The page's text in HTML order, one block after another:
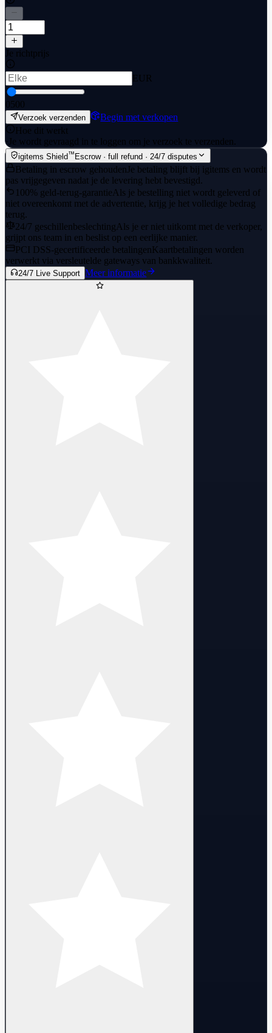
Je richtprijs
EUR
0500
Verzoek verzenden
Begin met verkopen
Hoe dit werkt
· Je wordt gevraagd in te loggen om je verzoek te verzenden.
igitems Shield™ Escrow · full refund · 24/7 disputes
Betaling in escrow gehouden Je betaling blijft bij igitems en wordt
pas vrijgegeven nadat je de levering hebt bevestigd.
100% geld-terug-garantieAls je bestelling niet wordt geleverd of
niet overeenkomt met de advertentie, krijg je het volledige bedrag
terug.
24/7 geschillenbeslechtingAls je er niet uitkomt met de verkoper,
grijpt ons team in en beslist op een eerlijke manier.
PCI DSS-gecertificeerde betalingenKaartbetalingen worden
verwerkt via versleutelde gateways van bankkwaliteit.
24/7 Live Support Meer informatie